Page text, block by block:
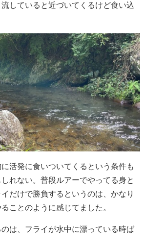
していると近づいてくるけど食い込
活発に食いついてくるという条件も
れない。普段ルアーでやってる身と
だけで勝負するというのは、かなり
ことのように感じてました。
は、フライが水中に漂っている時ば